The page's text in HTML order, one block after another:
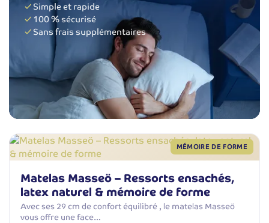
Simple et rapide
100 % sécurisé
Sans frais supplémentaires
MÉMOIRE DE FORME
Matelas Masseö – Ressorts ensachés,
latex naturel & mémoire de forme
Avec ses 29 cm de confort équilibré , le matelas Masseö
vous offre une face…